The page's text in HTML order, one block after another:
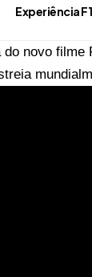
Experiência
novo